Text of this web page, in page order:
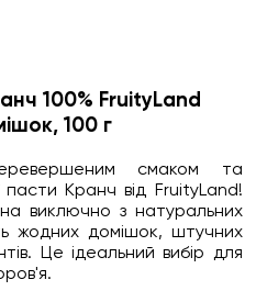
100% FruityLand
100 г
смаком та
пасти Кранч від FruityLand!
виключно з натуральних
жодних домішок, штучних
Це ідеальний вибір для